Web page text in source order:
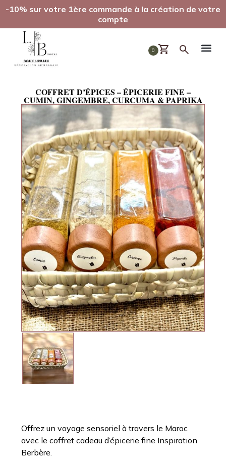
-10% sur votre 1ère commande à la création de votre
compte
0
COFFRET D’ÉPICES – ÉPICERIE FINE –
CUMIN, GINGEMBRE, CURCUMA & PAPRIKA
Offrez un voyage sensoriel à travers le Maroc
avec le coffret cadeau d’épicerie fine Inspiration
Berbère.